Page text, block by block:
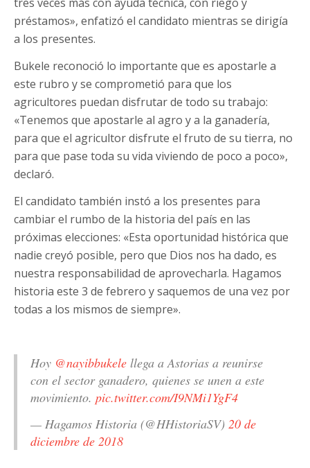
préstamos», enfatizó el candidato mientras se dirigía
a los presentes.
Bukele reconoció lo importante que es apostarle a
este rubro y se comprometió para que los
agricultores puedan disfrutar de todo su trabajo:
«Tenemos que apostarle al agro y a la ganadería,
para que el agricultor disfrute el fruto de su tierra, no
para que pase toda su vida viviendo de poco a poco»,
declaró.
El candidato también instó a los presentes para
cambiar el rumbo de la historia del país en las
próximas elecciones: «Esta oportunidad histórica que
nadie creyó posible, pero que Dios nos ha dado, es
nuestra responsabilidad de aprovecharla. Hagamos
historia este 3 de febrero y saquemos de una vez por
todas a los mismos de siempre».
Hoy @nayibbukele llega a Astorias a reunirse
con el sector ganadero, quienes se unen a este
movimiento. pic.twitter.com/I9NMi1YgF4
— Hagamos Historia (@HHistoriaSV) 20 de
diciembre de 2018